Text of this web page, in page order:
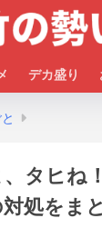
デカ盛り
タヒね
処をま